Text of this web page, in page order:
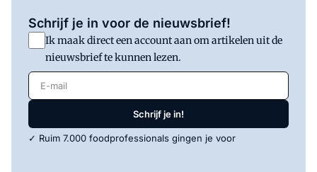
Schrijf je in voor de nieuwsbrief!
Ik maak direct een account aan om artikelen uit de
nieuwsbrief te kunnen lezen.
E-mail
Schrijf je in!
✓ Ruim 7.000 foodprofessionals gingen je voor